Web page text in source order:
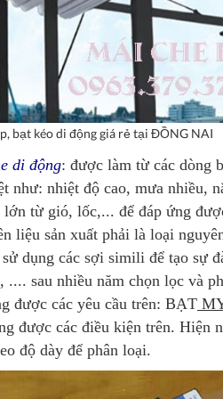
bạt kéo di động giá rẻ tại ĐỒNG NAI
di động: được làm từ các dòng
như: nhiệt độ cao, mưa nhiều,
từ gió, lốc,... để đáp ứng
liệu sản xuất phải là loại
dụng các sợi simili để tạo sự
.... sau nhiều năm chọn lọc và
được các yêu cầu trên: BẠT
được các điều kiện trên. Hiện
độ dày để phân loại.